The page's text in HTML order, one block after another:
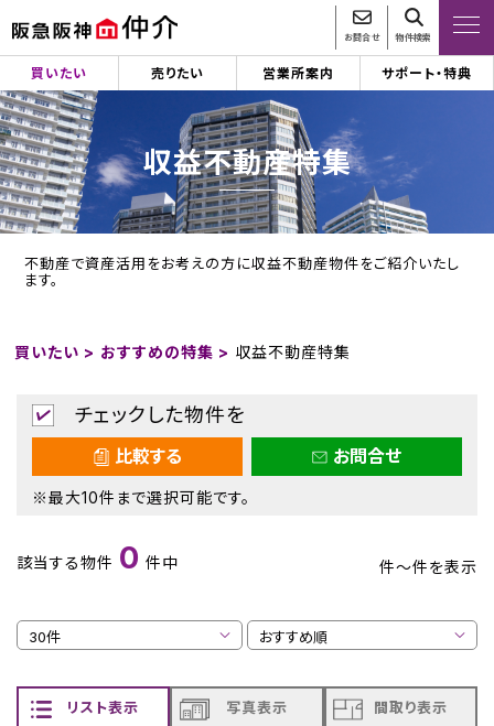
お問合せ 物件検索
買いたい 売りたい 営業所案内 サポート・特典
収益不動産特集
不動産で資産活用をお考えの方に収益不動産物件をご紹介いたし
ます。
買いたい > おすすめの特集 > 収益不動産特集
チェックした物件を
比較する お問合せ
※最大10件まで選択可能です。
該当する物件 0 件中 件～件を表示
リスト表示 写真表示 間取り表示